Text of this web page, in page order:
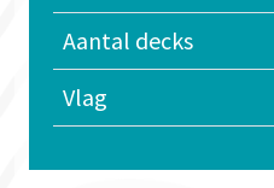
Aantal decks
Vlag